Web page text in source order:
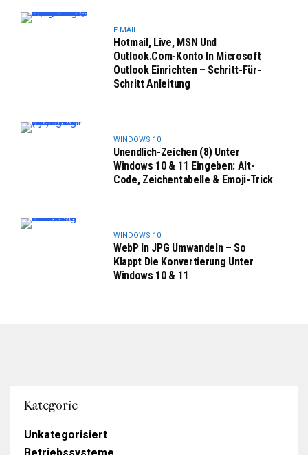
E-MAIL
Hotmail, Live, MSN Und
Outlook.com-Konto In Microsoft
Outlook Einrichten – Schritt-Für-
Schritt Anleitung
WINDOWS 10
Unendlich-Zeichen (8) Unter
Windows 10 & 11 Eingeben: Alt-
Code, Zeichentabelle & Emoji-Trick
WINDOWS 10
WebP In JPG Umwandeln – So
Klappt Die Konvertierung Unter
Windows 10 & 11
Kategorie
Unkategorisiert